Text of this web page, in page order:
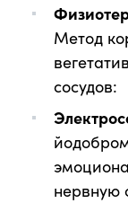
Метод
сосудов:
нервную